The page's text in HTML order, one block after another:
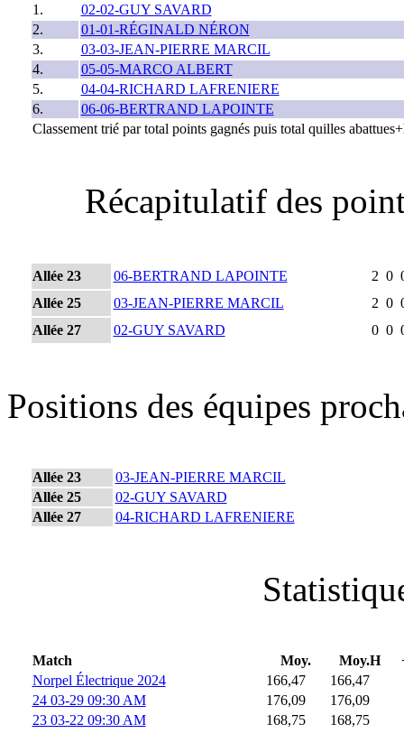
1.
02-02-GUY SAVARD
2.
01-01-RÉGINALD NÉRON
3.
03-03-JEAN-PIERRE MARCIL
4.
05-05-MARCO ALBERT
5.
04-04-RICHARD LAFRENIERE
6.
06-06-BERTRAND LAPOINTE
Classement trié par total points gagnés puis total quilles
Récapitulatif des
Allée 23 06-BERTRAND LAPOINTE 2 0
Allée 25
03-JEAN-PIERRE MARCIL 2 0
Allée 27
02-GUY SAVARD 0 0
Positions des équipes
Allée 23
03-JEAN-PIERRE MARCIL
Allée 25
02-GUY SAVARD
Allée 27
04-RICHARD LAFRENIERE
Match Moy. Moy.H
Norpel Électrique 2024
166,47
166,47
24 03-29 09:30 AM
176,09
176,09
23 03-22 09:30 AM
168,75 168,75